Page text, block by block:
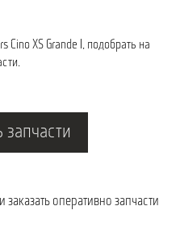
Cino XS Grande I, подобрать на
запчасти
оперативно запчасти